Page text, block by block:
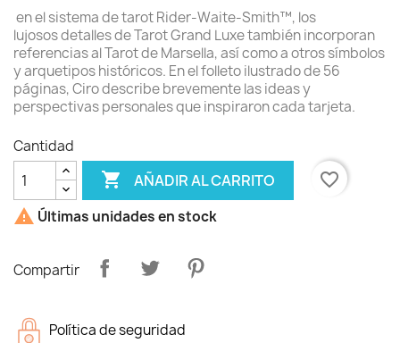
en el sistema de tarot Rider-Waite-Smith™, los
lujosos detalles de Tarot Grand Luxe también incorporan
referencias al Tarot de Marsella, así como a otros símbolos
y arquetipos históricos. En el folleto ilustrado de 56
páginas, Ciro describe brevemente las ideas y
perspectivas personales que inspiraron cada tarjeta.
Cantidad
 AÑADIR AL CARRITO
favorite_border
 Últimas unidades en stock
Compartir
Política de seguridad